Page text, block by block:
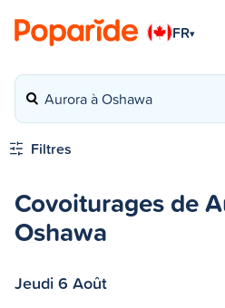
FR▾
Aurora à Oshawa
Filtres
Covoiturages de
Oshawa
Jeudi 6 Août